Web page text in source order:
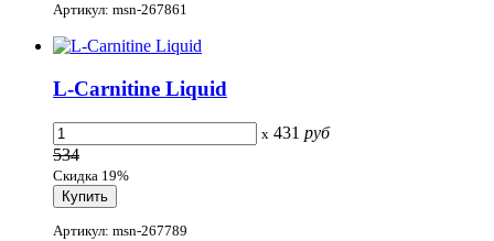
Артикул: msn-267861
L-Carnitine Liquid
x 431 руб
534
Скидка 19%
Артикул: msn-267789